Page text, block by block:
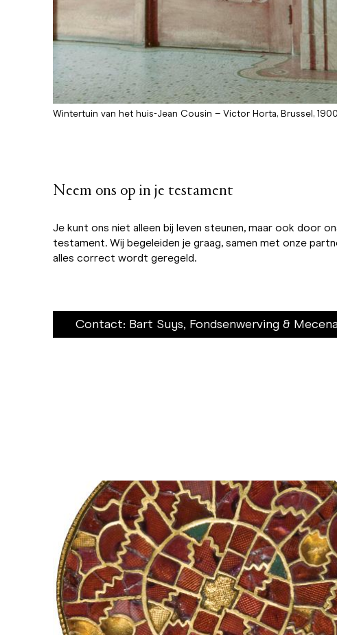
Wintertuin van het huis-Jean Cousin – Victor Horta, Brussel, 1900
Neem ons op in je testament
Je kunt ons niet alleen bij leven steunen, maar ook door
testament. Wij begeleiden je graag, samen met onze
alles correct wordt geregeld.
Contact: Bart Suys, Fondsenwerving &